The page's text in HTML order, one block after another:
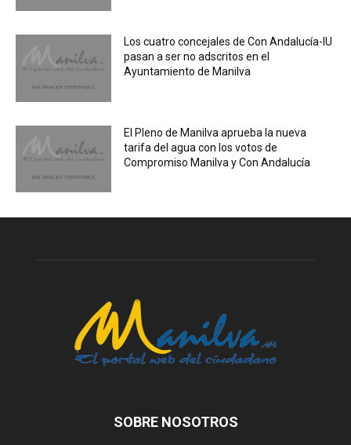
Los cuatro concejales de Con Andalucía-IU
pasan a ser no adscritos en el
Ayuntamiento de Manilva
El Pleno de Manilva aprueba la nueva
tarifa del agua con los votos de
Compromiso Manilva y Con Andalucía
SOBRE NOSOTROS